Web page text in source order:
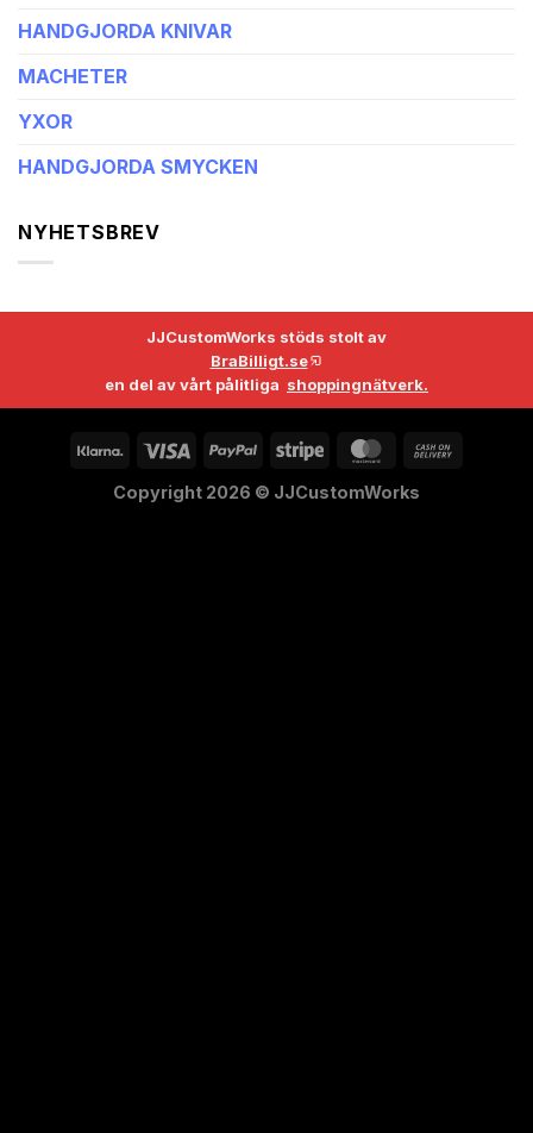
HANDGJORDA KNIVAR
MACHETER
YXOR
HANDGJORDA SMYCKEN
NYHETSBREV
JJCustomWorks stöds stolt av
BraBilligt.se
en del av vårt pålitliga shoppingnätverk.
Copyright 2026 © JJCustomWorks